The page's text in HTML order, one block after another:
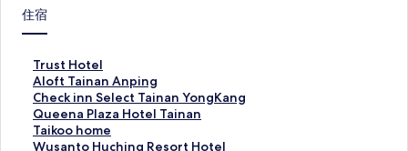
there's a public city lot next door and with signs for the hotel
elevator and floor. There were better options available at this
recommend it.
住宿
Trust Hotel
T
r
u
s
t
H
Aloft Tainan Anping
A
l
o
f
t
Check inn Select Tainan YongKang
C
h
e
c
Queena Plaza Hotel Tainan
Q
u
e
Taikoo home
T
a
Wusanto Huching Resort Hotel
W